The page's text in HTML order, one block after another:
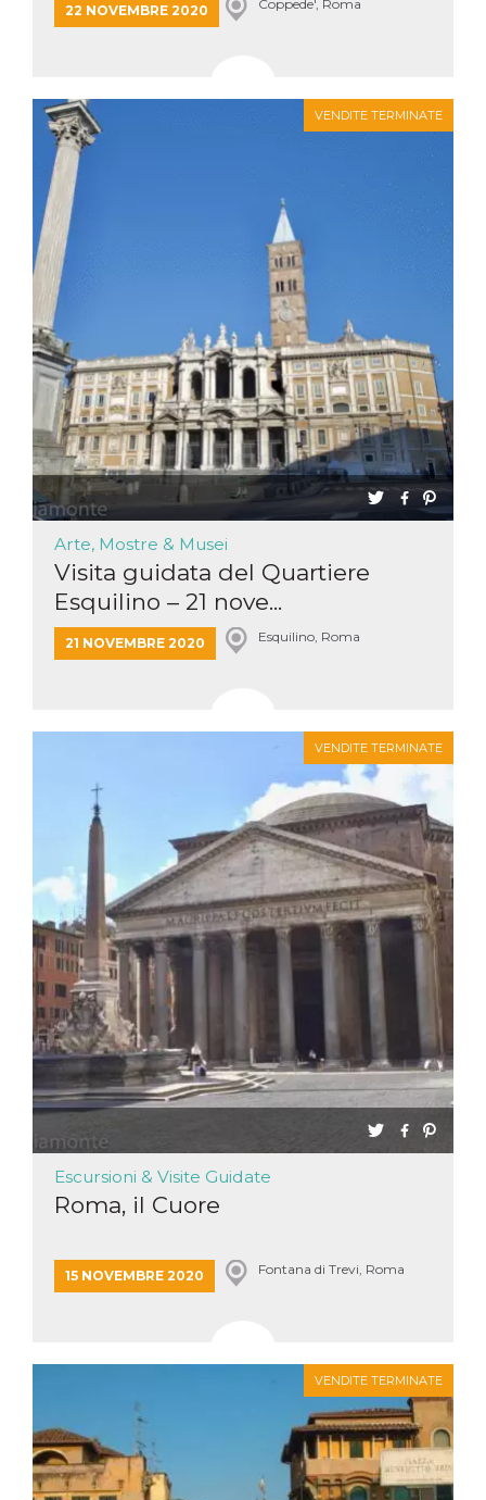
22 NOVEMBRE 2020 Coppede', Roma
VENDITE TERMINATE
Arte, Mostre & Musei
Visita guidata del Quartiere
Esquilino – 21 nove...
21 NOVEMBRE 2020 Esquilino, Roma
VENDITE TERMINATE
Escursioni & Visite Guidate
Roma, il Cuore
15 NOVEMBRE 2020 Fontana di Trevi, Roma
VENDITE TERMINATE